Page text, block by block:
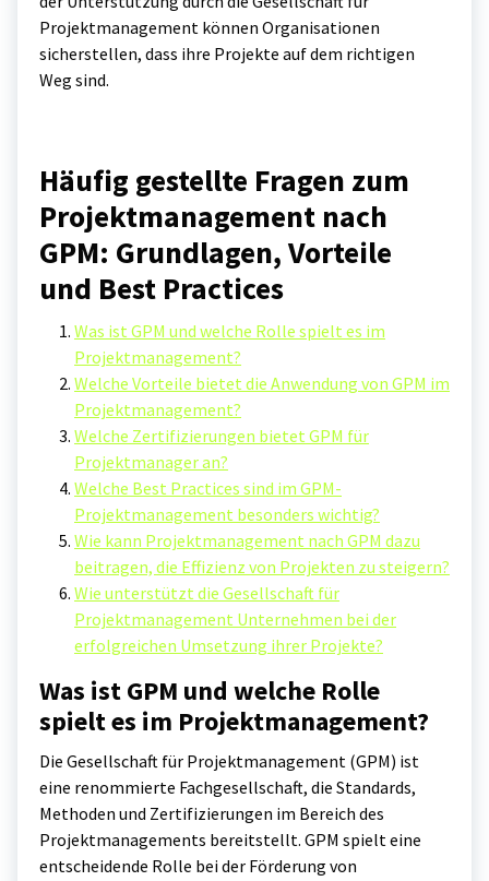
Projektmanagement können Organisationen
sicherstellen, dass ihre Projekte auf dem richtigen
Weg sind.
Häufig gestellte Fragen zum
Projektmanagement nach
GPM: Grundlagen, Vorteile
und Best Practices
Was ist GPM und welche Rolle spielt es im
Projektmanagement?
Welche Vorteile bietet die Anwendung von GPM im
Projektmanagement?
Welche Zertifizierungen bietet GPM für
Projektmanager an?
Welche Best Practices sind im GPM-
Projektmanagement besonders wichtig?
Wie kann Projektmanagement nach GPM dazu
beitragen, die Effizienz von Projekten zu steigern?
Wie unterstützt die Gesellschaft für
Projektmanagement Unternehmen bei der
erfolgreichen Umsetzung ihrer Projekte?
Was ist GPM und welche Rolle
spielt es im Projektmanagement?
Die Gesellschaft für Projektmanagement (GPM) ist
eine renommierte Fachgesellschaft, die Standards,
Methoden und Zertifizierungen im Bereich des
Projektmanagements bereitstellt. GPM spielt eine
entscheidende Rolle bei der Förderung von